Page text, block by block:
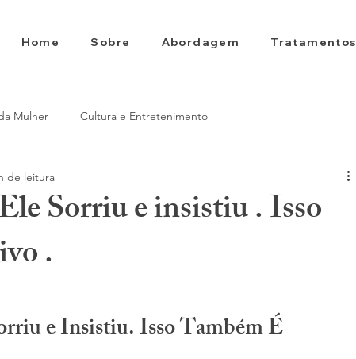
Home Sobre Abordagem Tratamentos
Mulher Cultura e Entretenimento
Sorriu e insistiu . Isso
.
de leitura
e Insistiu. Isso Também É